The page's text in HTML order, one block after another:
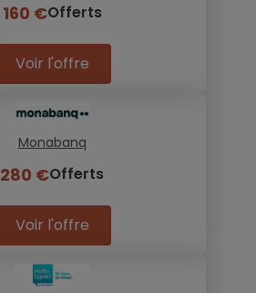
160 €Offerts
Voir l'offre
Monabanq
280 €Offerts
Voir l'offre